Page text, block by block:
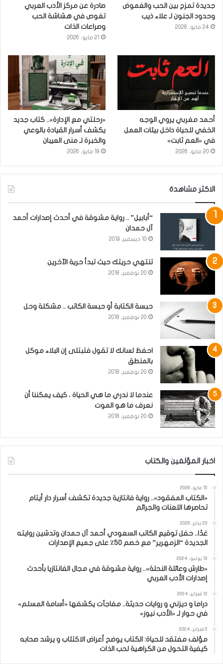
جديدة تمزج بين الحب والغموض
وحدود الجنون لـ علاء ذيب
24 مايو، 2026
صادرة عن مركز الأدب العربي
تغوص في هشاشة الحب
وصراعات الذات
21 مايو، 2026
أحمد مغربي يروي الوجه
الخفي للحياة داخل بيئات العمل
في «العم ثابت»
20 مايو، 2026
«رحلتي مع الإدارة».. كتاب جديد
يكشف أسرار القيادة بالوعي
والخبرة لـ منى العيبان
19 مايو، 2026
الاكثر مشاهدة
“أبابيل” .. رواية مشوقة في أحدث إصدارات أحمد
آل حمدان
10 ديسمبر، 2019
تنتهي حريتك حيث تبدأ حرية الآخرين
20 نوفمبر، 2018
حبسة الكتابة أو حبسة الكاتب .. مشكلة وحل
20 نوفمبر، 2018
احفظ لسانك لا تقول فتبتلى إن البلاء موكل
بالمنطق
20 نوفمبر، 2018
عندما لا ندري ما هي الحياة ، كيف يمكننا أن
نعرف ما هو الموت
20 نوفمبر، 2018
اخبار المؤلفين والكتاب
15 مايو، 2026
«الكتاب المفقود».. رواية فانتازية جديدة تكشف أسرار دار أيتام
تحاصرها اللعنات والجرائم
23 يناير، 2026
غدًا.. حفل توقيع الكاتب السعودي أحمد آل حمدان وتدشين روايته
الجديدة “الزمهرير” مع خصم 50٪ على جميع الإصدارات
10 يونيو، 2024
«طارش وعائلة النحلة».. رواية مشوقة في مجال الفانتازيا بأحدث
إصدارات الأدب العربي
12 فبراير، 2024
دراما و ديزني و روايات حديثة.. مفاجآت يكشفها «أسامة المسلم»
في حوار لـ «الأدب نيوز»
5 فبراير، 2024
مؤلف مفتقد للحياة: الكتاب يوضح أعراض الاكتئاب و يرشد صحابه
كيفية التحول من الكراهية لحب الذات